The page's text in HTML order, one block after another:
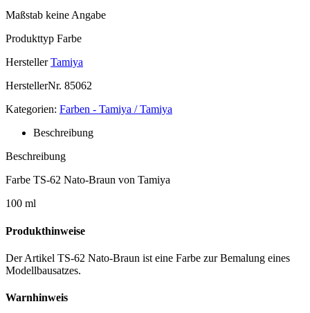
Maßstab keine Angabe
Produkttyp Farbe
Hersteller Tamiya
HerstellerNr. 85062
Kategorien: Farben - Tamiya / Tamiya
Beschreibung
Beschreibung
Farbe TS-62 Nato-Braun von Tamiya
100 ml
Produkthinweise
Der Artikel TS-62 Nato-Braun ist eine Farbe zur Bemalung eines
Modellbausatzes.
Warnhinweis